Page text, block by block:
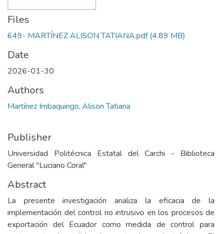
Files
649- MARTÍNEZ ALISON TATIANA.pdf(4.89 MB)
Date
2026-01-30
Authors
Martínez Imbaquingo, Alison Tatiana
Publisher
Universidad Politécnica Estatal del Carchi - Biblioteca
General "Luciano Coral"
Abstract
La presente investigación analiza la eficacia de la
implementación del control no intrusivo en los procesos de
exportación del Ecuador como medida de control para